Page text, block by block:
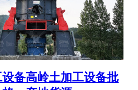
备高岭土加工设备批